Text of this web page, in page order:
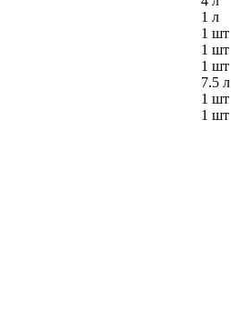
1 л
1 шт
1 шт
1 шт
7.5 л
1 шт
1 шт